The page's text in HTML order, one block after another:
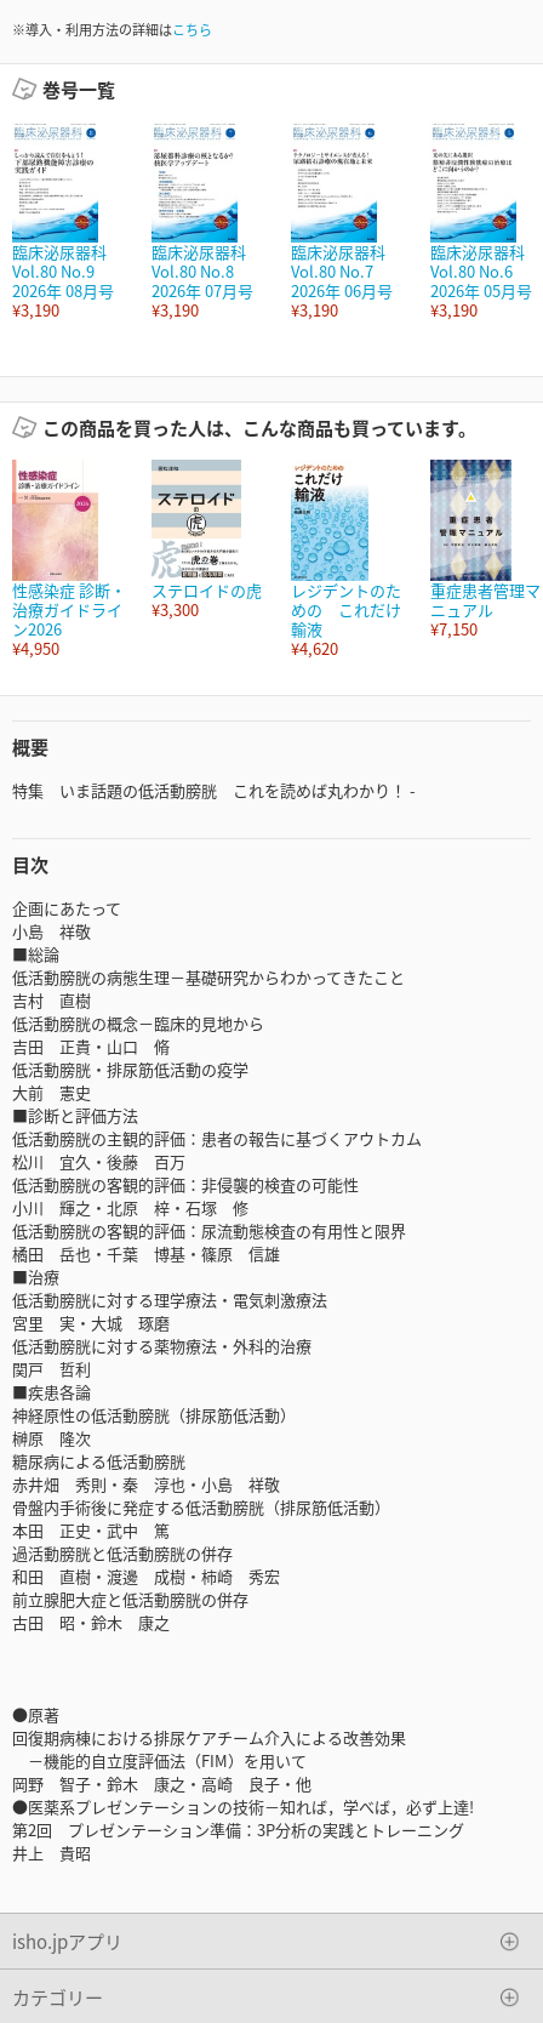
※導入・利用方法の詳細はこちら
巻号一覧
臨床泌尿器科
Vol.80 No.9
2026年 08月号
¥3,190
臨床泌尿器科
Vol.80 No.8
2026年 07月号
¥3,190
臨床泌尿器科
Vol.80 No.7
2026年 06月号
¥3,190
臨床泌尿器科
Vol.80 No.6
2026年 05月号
¥3,190
この商品を買った人は、こんな商品も買っています。
性感染症 診断・
治療ガイドライ
ン2026
¥4,950
ステロイドの虎
¥3,300
レジデントのた
めの これだけ
輸液
¥4,620
重症患者管理マ
ニュアル
¥7,150
概要
特集 いま話題の低活動膀胱 これを読めば丸わかり！ -
目次
企画にあたって
小島 祥敬
■総論
低活動膀胱の病態生理－基礎研究からわかってきたこと
吉村 直樹
低活動膀胱の概念－臨床的見地から
吉田 正貴・山口 脩
低活動膀胱・排尿筋低活動の疫学
大前 憲史
■診断と評価方法
低活動膀胱の主観的評価：患者の報告に基づくアウトカム
松川 宜久・後藤 百万
低活動膀胱の客観的評価：非侵襲的検査の可能性
小川 輝之・北原 梓・石塚 修
低活動膀胱の客観的評価：尿流動態検査の有用性と限界
橘田 岳也・千葉 博基・篠原 信雄
■治療
低活動膀胱に対する理学療法・電気刺激療法
宮里 実・大城 琢磨
低活動膀胱に対する薬物療法・外科的治療
関戸 哲利
■疾患各論
神経原性の低活動膀胱（排尿筋低活動）
榊原 隆次
糖尿病による低活動膀胱
赤井畑 秀則・秦 淳也・小島 祥敬
骨盤内手術後に発症する低活動膀胱（排尿筋低活動）
本田 正史・武中 篤
過活動膀胱と低活動膀胱の併存
和田 直樹・渡邊 成樹・柿崎 秀宏
前立腺肥大症と低活動膀胱の併存
古田 昭・鈴木 康之
●原著
回復期病棟における排尿ケアチーム介入による改善効果
－機能的自立度評価法（FIM）を用いて
岡野 智子・鈴木 康之・高崎 良子・他
●医薬系プレゼンテーションの技術－知れば，学べば，必ず上達!
第2回 プレゼンテーション準備：3P分析の実践とトレーニング
井上 貴昭
isho.jpアプリ
カテゴリー